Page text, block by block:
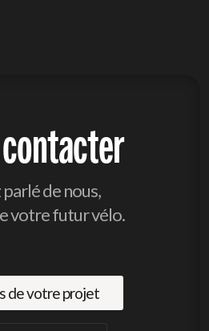
de nous,
votre futur vélo.
de votre projet